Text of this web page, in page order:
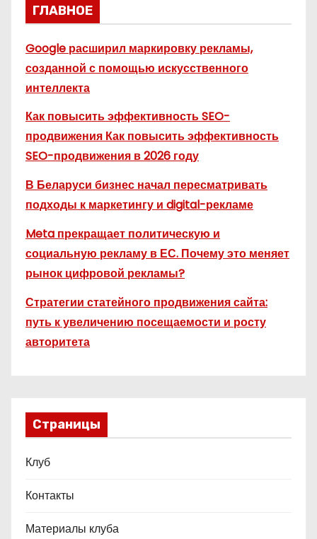
ГЛАВНОЕ
Google расширил маркировку рекламы,
созданной с помощью искусственного
интеллекта
Как повысить эффективность SEO-
продвижения Как повысить эффективность
SEO-продвижения в 2026 году
В Беларуси бизнес начал пересматривать
подходы к маркетингу и digital-рекламе
Meta прекращает политическую и
социальную рекламу в ЕС. Почему это меняет
рынок цифровой рекламы?
Стратегии статейного продвижения сайта:
путь к увеличению посещаемости и росту
авторитета
Страницы
Клуб
Контакты
Материалы клуба